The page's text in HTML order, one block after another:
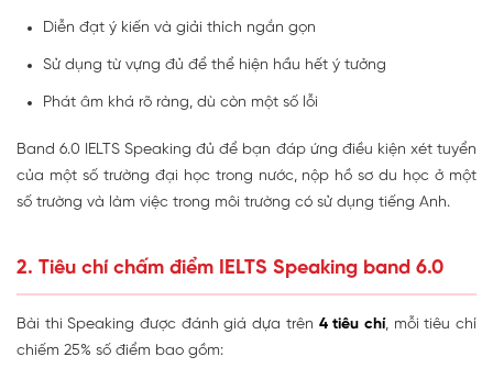
Diễn đạt ý kiến và giải thích ngắn gọn
Sử dụng từ vựng đủ để thể hiện hầu hết ý tưởng
Phát âm khá rõ ràng, dù còn một số lỗi
Band 6.0 IELTS Speaking đủ để bạn đáp ứng điều kiện xét tuyển
của một số trường đại học trong nước, nộp hồ sơ du học ở một
số trường và làm việc trong môi trường có sử dụng tiếng Anh.
2. Tiêu chí chấm điểm IELTS Speaking band 6.0
Bài thi Speaking được đánh giá dựa trên 4 tiêu chí, mỗi tiêu chí
chiếm 25% số điểm bao gồm: